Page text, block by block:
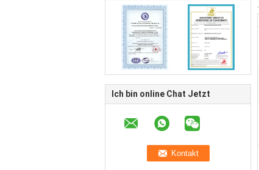
Ich bin online Chat Jetzt